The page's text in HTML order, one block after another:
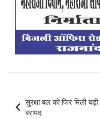
navigation
सुरक्षा बल को फिर मिली
बरामद